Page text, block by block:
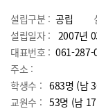
설립구분 : 공립
설립일자 : 2007년
대표번호 : 061-287-
주소 :
학생수 : 683명 (남
교원수 : 53명 (남 17